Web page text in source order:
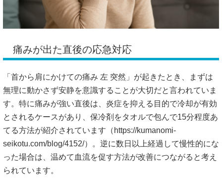
痛みが出た直後の応急対応
「首から肩にかけての痛み 左 突然」が起きたとき、まずは
無理に動かさず安静を意識することが大切だと言われていま
す。特に痛みが強い直後は、炎症を抑える目的で冷却が有効
とされるケースがあり、保冷剤をタオルで包んで15分程度あ
てる方法が紹介されています（ https://kumanomi-
seikotu.com/blog/4152/）。 逆に数日以上経過して慢性的にな
った場合は、温めて血流を促す方法が改善につながると考え
られています。